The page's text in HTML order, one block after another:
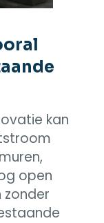
kan
open
zonder